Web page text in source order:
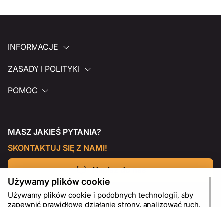
INFORMACJE
ZASADY I POLITYKI
POMOC
MASZ JAKIEŚ PYTANIA?
SKONTAKTUJ SIĘ Z NAMI!
Napisz do nas
Używamy plików cookie
Używamy plików cookie i podobnych technologii, aby
zapewnić prawidłowe działanie strony, analizować ruch,